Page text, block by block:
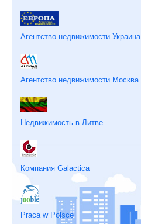
Агентство недвижимости Украина
Агентство недвижимости Москва
Недвижимость в Литве
Компания Galactica
Praca w Polsce